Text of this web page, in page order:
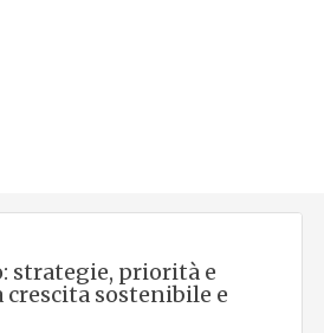
strategie, priorità e
sostenibile e